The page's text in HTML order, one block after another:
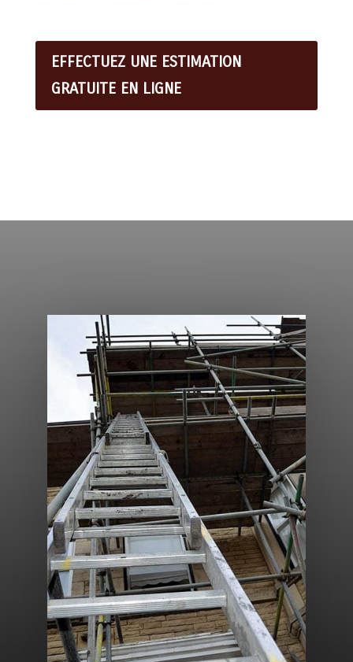
EFFECTUEZ UNE ESTIMATION
GRATUITE EN LIGNE